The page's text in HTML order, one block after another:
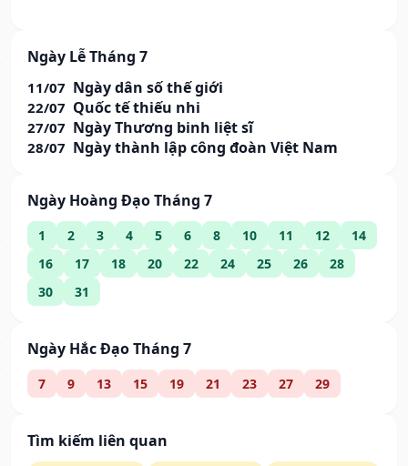
Ngày Lễ Tháng 7
11/07 Ngày dân số thế giới
22/07 Quốc tế thiếu nhi
27/07 Ngày Thương binh liệt sĩ
28/07 Ngày thành lập công đoàn Việt Nam
Ngày Hoàng Đạo Tháng 7
1 2 3 4 5 6 8 10 11 12
14
16
17 18 20 22 24 25 26
28
30
31
Ngày Hắc Đạo Tháng 7
7 9 13 15 19 21 23 27 29
Tìm kiếm liên quan